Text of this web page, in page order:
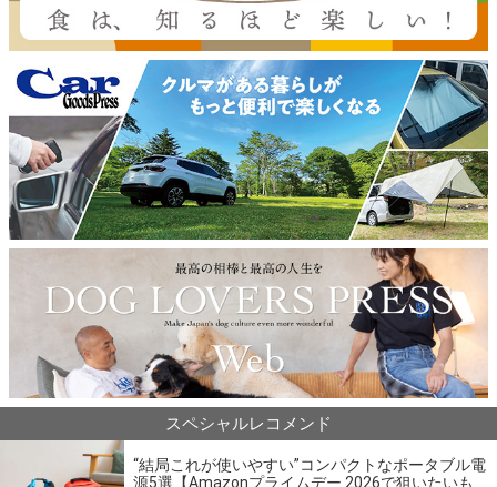
スペシャルレコメンド
“結局これが使いやすい”コンパクトなポータブル電
源5選【Amazonプライムデー 2026で狙いたいも